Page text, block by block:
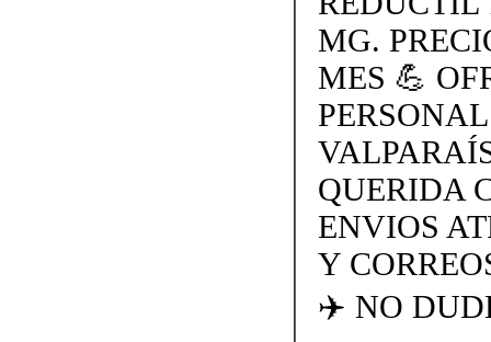
MG.
MES 💪
QUERIDA
ENVIOS
Y
✈️ NO